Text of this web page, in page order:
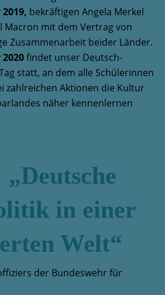
bekräftigen Angela Merkel
Macron mit dem Vertrag von
Zusammenarbeit beider Länder.
findet unser Deutsch-
statt, an dem alle Schülerinnen
zahlreichen Aktionen die Kultur
näher kennenlernen
in einer
Welt“
der Bundeswehr für